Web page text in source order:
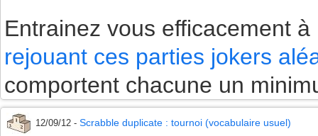
Entrainez vous efficacement
rejouant ces parties jokers
comportent chacune un
12/09/12 - Scrabble duplicate : tournoi (vocabulaire usuel)